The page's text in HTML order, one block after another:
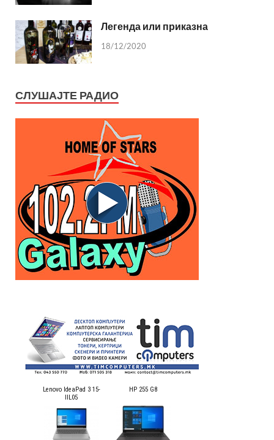
Легенда или приказна
18/12/2020
СЛУШАЈТЕ РАДИО